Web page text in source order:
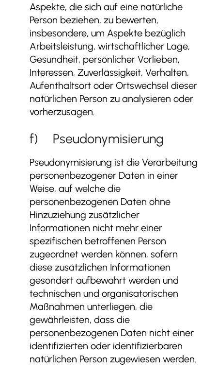
Aspekte, die sich auf eine natürliche
Person beziehen, zu bewerten,
insbesondere, um Aspekte bezüglich
Arbeitsleistung, wirtschaftlicher Lage,
Gesundheit, persönlicher Vorlieben,
Interessen, Zuverlässigkeit, Verhalten,
Aufenthaltsort oder Ortswechsel dieser
natürlichen Person zu analysieren oder
vorherzusagen.
f) Pseudonymisierung
Pseudonymisierung ist die Verarbeitung
personenbezogener Daten in einer
Weise, auf welche die
personenbezogenen Daten ohne
Hinzuziehung zusätzlicher
Informationen nicht mehr einer
spezifischen betroffenen Person
zugeordnet werden können, sofern
diese zusätzlichen Informationen
gesondert aufbewahrt werden und
technischen und organisatorischen
Maßnahmen unterliegen, die
gewährleisten, dass die
personenbezogenen Daten nicht einer
identifizierten oder identifizierbaren
natürlichen Person zugewiesen werden.